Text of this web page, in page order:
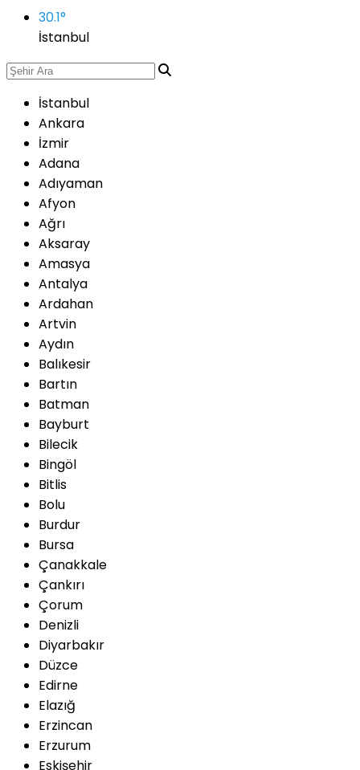
30.1°
İstanbul
İstanbul
Ankara
İzmir
Adana
Adıyaman
Afyon
Ağrı
Aksaray
Amasya
Antalya
Ardahan
Artvin
Aydın
Balıkesir
Bartın
Batman
Bayburt
Bilecik
Bingöl
Bitlis
Bolu
Burdur
Bursa
Çanakkale
Çankırı
Çorum
Denizli
Diyarbakır
Düzce
Edirne
Elazığ
Erzincan
Erzurum
Eskişehir